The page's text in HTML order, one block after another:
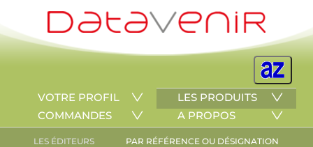
VOTRE PROFIL
LES PRODUITS
COMMANDES
A PROPOS
LES ÉDITEURS PAR RÉFÉRENCE OU DÉSIGNATION